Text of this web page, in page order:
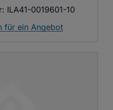
ILA41-0019601-10
für ein Angebot